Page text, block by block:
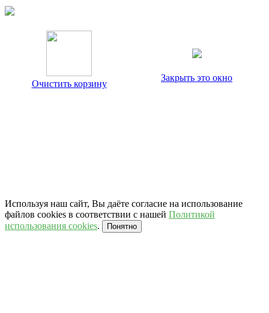
Очистить корзину
Закрыть это окно
Используя наш сайт, Вы даёте согласие на использование
файлов cookies в соответствии с нашей Политикой
использования cookies. Понятно